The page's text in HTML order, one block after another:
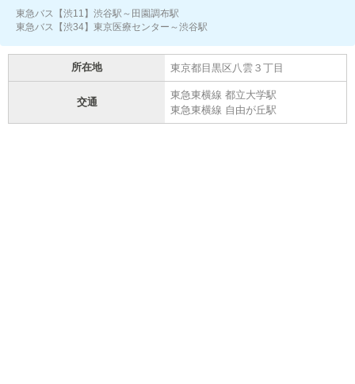
東急バス【渋11】渋谷駅～田園調布駅
東急バス【渋34】東京医療センター～渋谷駅
所在地 東京都目黒区八雲３丁目
交通
東急東横線 都立大学駅
東急東横線 自由が丘駅